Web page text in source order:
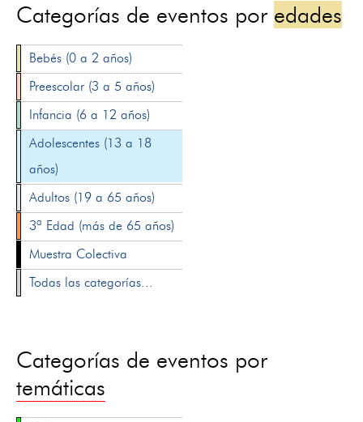
Categorías de eventos por edades
Bebés (0 a 2 años)
Preescolar (3 a 5 años)
Infancia (6 a 12 años)
Adolescentes (13 a 18
años)
Adultos (19 a 65 años)
3ª Edad (más de 65 años)
Muestra Colectiva
Todas las categorías...
Categorías de eventos por
temáticas